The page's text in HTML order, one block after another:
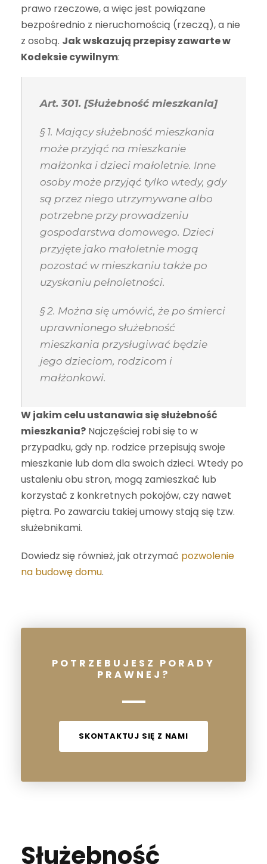
prawo rzeczowe, a więc jest powiązane
bezpośrednio z nieruchomością (rzeczą), a nie
z osobą. Jak wskazują przepisy zawarte w
Kodeksie cywilnym:
Art. 301. [Służebność mieszkania]
§ 1. Mający służebność mieszkania
może przyjąć na mieszkanie
małżonka i dzieci małoletnie. Inne
osoby może przyjąć tylko wtedy, gdy
są przez niego utrzymywane albo
potrzebne przy prowadzeniu
gospodarstwa domowego. Dzieci
przyjęte jako małoletnie mogą
pozostać w mieszkaniu także po
uzyskaniu pełnoletności.
§ 2. Można się umówić, że po śmierci
uprawnionego służebność
mieszkania przysługiwać będzie
jego dzieciom, rodzicom i
małżonkowi.
W jakim celu ustanawia się służebność
mieszkania? Najczęściej robi się to w
przypadku, gdy np. rodzice przepisują swoje
mieszkanie lub dom dla swoich dzieci. Wtedy po
ustaleniu obu stron, mogą zamieszkać lub
korzystać z konkretnych pokojów, czy nawet
piętra. Po zawarciu takiej umowy stają się tzw.
służebnikami.
Dowiedz się również, jak otrzymać pozwolenie
na budowę domu.
POTRZEBUJESZ PORADY
PRAWNEJ?
SKONTAKTUJ SIĘ Z NAMI
Służebność